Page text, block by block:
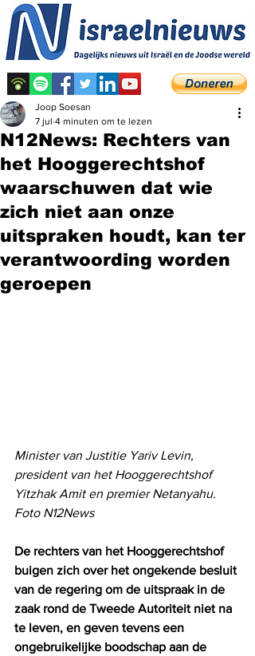
N12News: Rechters van
het Hooggerechtshof
waarschuwen dat wie
zich niet aan onze
uitspraken houdt, kan ter
verantwoording worden
geroepen
Joop Soesan
7 jul 4 minuten om te lezen
Minister van Justitie Yariv Levin,
president van het Hooggerechtshof
Yitzhak Amit en premier Netanyahu.
Foto N12News
De rechters van het Hooggerechtshof
buigen zich over het ongekende besluit
van de regering om de uitspraak in de
zaak rond de Tweede Autoriteit niet na
te leven, en geven tevens een
ongebruikelijke boodschap aan de